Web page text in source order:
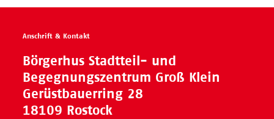
Anschrift & Kontakt
Börgerhus Stadtteil- und
Begegnungszentrum Groß Klein
Gerüstbauerring 28
18109 Rostock